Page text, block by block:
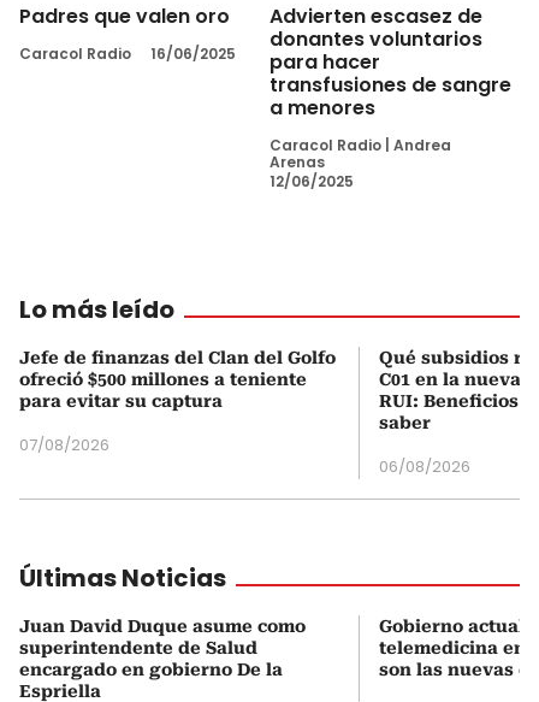
Padres que valen oro
Caracol Radio 16/06/2025
Advierten escasez de
donantes voluntarios
para hacer
transfusiones de sangre
a menores
Caracol Radio Andrea
Arenas
12/06/2025
Lo más leído
Jefe de finanzas del Clan del Golfo
ofreció $500 millones a teniente
para evitar su captura
07/08/2026
Qué subsidios
C01 en la nueva
RUI: Beneficios
saber
06/08/2026
Últimas Noticias
Juan David Duque asume como
superintendente de Salud
encargado en gobierno De la
Espriella
Gobierno
telemedicina en
son las nuevas